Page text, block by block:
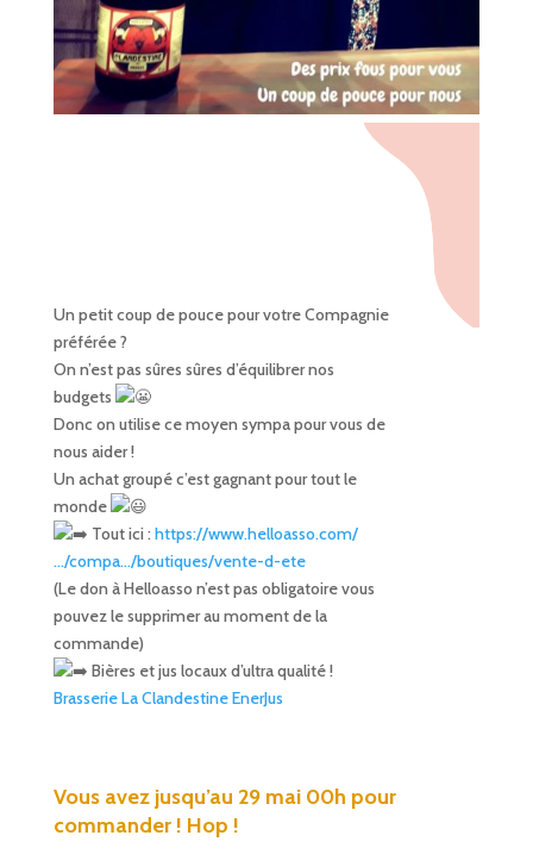
Un petit coup de pouce pour votre Compagnie
préférée ?
On n’est pas sûres sûres d’équilibrer nos
budgets
Donc on utilise ce moyen sympa pour vous de
nous aider !
Un achat groupé c’est gagnant pour tout le
monde
Tout ici :https://www.helloasso.com/
…/compa…/boutiques/vente-d-ete
(Le don à Helloasso n’est pas obligatoire vous
pouvez le supprimer au moment de la
commande)
Bières et jus locaux d’ultra qualité !
Brasserie La ClandestineEnerJus
Vous avez jusqu’au 29 mai 00h pour
commander ! Hop !